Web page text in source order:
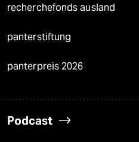
recherchefonds ausland
panterstiftung
panterpreis 2026
Podcast